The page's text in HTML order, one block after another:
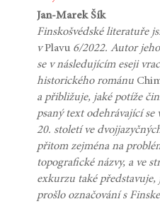
Jan-Marek Šík
Finskošvédské literatuře
vPlavu 6/2022. Autor
se v následujícím eseji
historického románu
a přibližuje, jaké potíže
psaný text odehrávající se
20. století ve
přitom zejména na
topografické názvy, a ve
exkurzu také představuje,
prošlo označování s